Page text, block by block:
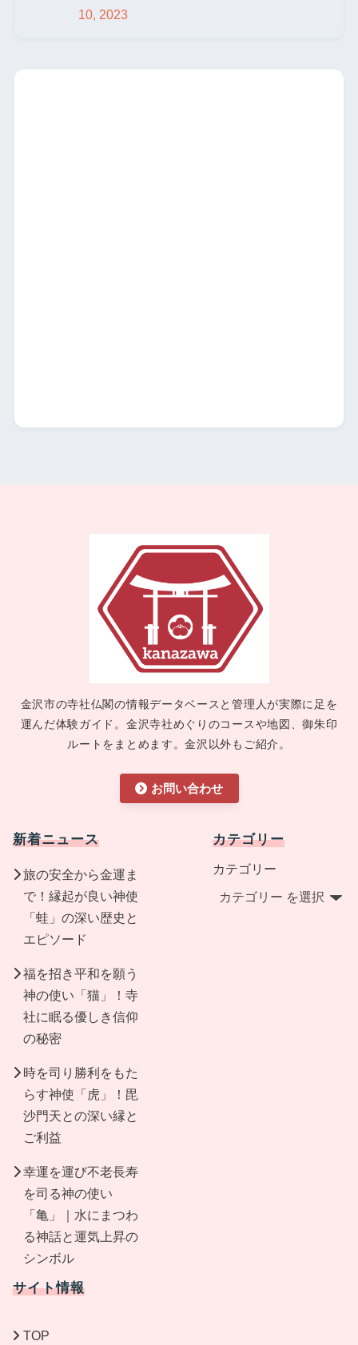
10, 2023
金沢市の寺社仏閣の情報データベースと管理人が実際に足を
運んだ体験ガイド。金沢寺社めぐりのコースや地図、御朱印
ルートをまとめます。金沢以外もご紹介。
お問い合わせ
新着ニュース
旅の安全から金運ま
で！縁起が良い神使
「蛙」の深い歴史と
エピソード
福を招き平和を願う
神の使い「猫」！寺
社に眠る優しき信仰
の秘密
時を司り勝利をもた
らす神使「虎」！毘
沙門天との深い縁と
ご利益
幸運を運び不老長寿
を司る神の使い
「亀」｜水にまつわ
る神話と運気上昇の
シンボル
カテゴリー
カテゴリー
サイト情報
TOP